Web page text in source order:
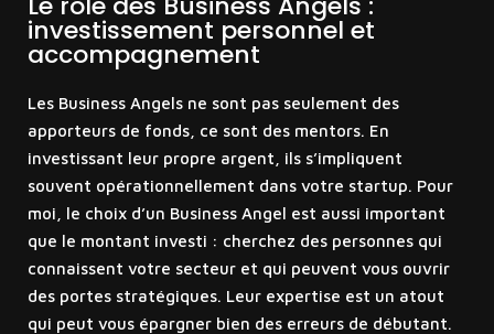
investissement personnel et
accompagnement
Les Business Angels ne sont pas seulement des
apporteurs de fonds, ce sont des mentors. En
investissant leur propre argent, ils s’impliquent
souvent opérationnellement dans votre startup. Pour
moi, le choix d’un Business Angel est aussi important
que le montant investi : cherchez des personnes qui
connaissent votre secteur et qui peuvent vous ouvrir
des portes stratégiques. Leur expertise est un atout
qui peut vous épargner bien des erreurs de débutant.